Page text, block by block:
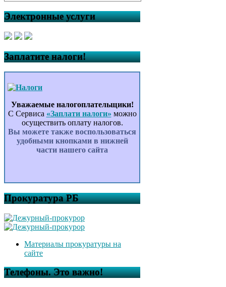
Электронные услуги
Заплатите налоги!
Уважаемые налогоплательщики!
С Сервиса «Заплати налоги» можно
осуществить оплату налогов.
Вы можете также воспользоваться
удобными кнопками в нижней
части нашего сайта
Прокуратура РБ
Материалы прокуратуры на
сайте
Телефоны. Это важно!